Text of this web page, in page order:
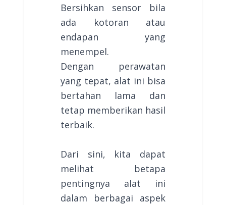
Bersihkan sensor bila
ada kotoran atau
endapan yang
menempel.
Dengan perawatan
yang tepat, alat ini bisa
bertahan lama dan
tetap memberikan hasil
terbaik.
Dari sini, kita dapat
melihat betapa
pentingnya alat ini
dalam berbagai aspek